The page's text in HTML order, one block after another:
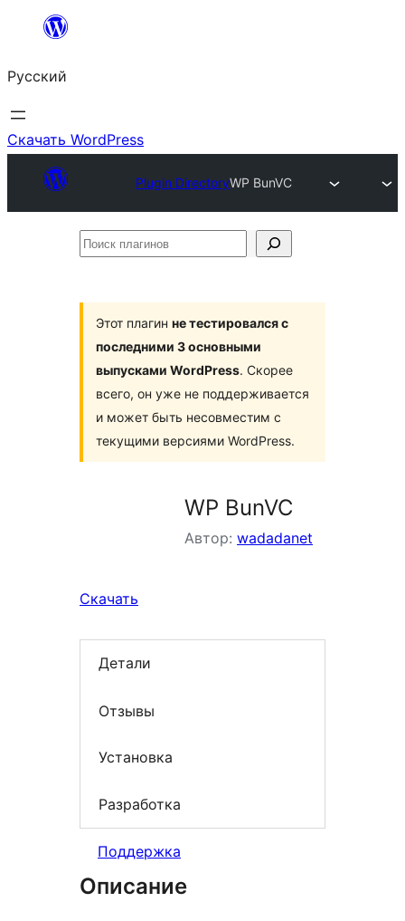
Перейти
содержимому
Русский
Скачать WordPress
Plugin DirectoryWP BunVC
Поиск
Этот плагин не тестировался с
последними 3 основными
выпусками WordPress. Скорее
всего, он уже не поддерживается
и может быть несовместим с
текущими версиями WordPress.
WP BunVC
Автор: wadadanet
Скачать
Детали
Отзывы
Установка
Разработка
Поддержка
Описание